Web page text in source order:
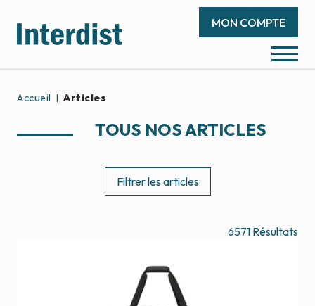
MON COMPTE
Accueil Articles
TOUS NOS ARTICLES
Filtrer les articles
6571 Résultats